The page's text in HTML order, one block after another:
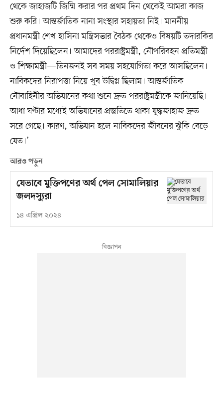
থেকে জাহাজটি জিম্মি করার পর প্রথম দিন থেকেই আমরা কাজ
শুরু করি। আন্তর্জাতিক নানা সংস্থার সহায়তা নিই। মাননীয়
প্রধানমন্ত্রী শেখ হাসিনা মন্ত্রিসভার বৈঠক থেকেও বিষয়টি তদারকির
নির্দেশ দিয়েছিলেন। আমাদের পররাষ্ট্রমন্ত্রী, নৌপরিবহন প্রতিমন্ত্রী
ও শিক্ষামন্ত্রী—তিনজনই সব সময় সহযোগিতা করে আসছিলেন।
নাবিকদের নিরাপত্তা নিয়ে খুব উদ্বিগ্ন ছিলাম। আন্তর্জাতিক
নৌবাহিনীর অভিযানের কথা শুনে দ্রুত পররাষ্ট্রমন্ত্রীকে জানিয়েছি।
আধা ঘণ্টার মধ্যেই অভিযানের প্রস্তুতিতে থাকা যুদ্ধজাহাজ দ্রুত
সরে গেছে। কারণ, অভিযান হলে নাবিকদের জীবনের ঝুঁকি বেড়ে
যেত।’
আরও পড়ুন
যেভাবে মুক্তিপণের অর্থ পেল সোমালিয়ার
জলদস্যুরা
১৪ এপ্রিল ২০২৪